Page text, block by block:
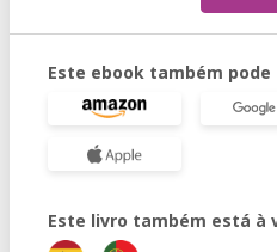
Este ebook também
Este livro também está à